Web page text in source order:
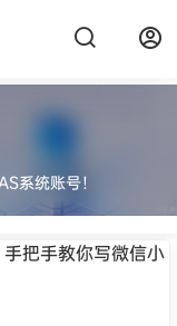
系统账号！